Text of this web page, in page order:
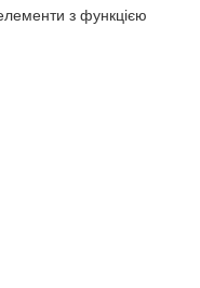
з функцією